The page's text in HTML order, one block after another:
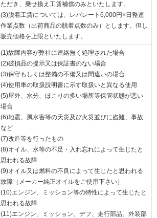
ただき、乗せ換え工賃補償のみといたします。
(3)脱着工賃については、レバレート6,000円×日整連
作業点数（出荷商品の脱着点数のみ）とします。但し
販売価格を上限といたします。
(1)故障内容が弊社に連絡無く処理された場合
(2)破損品の提示又は保証書のない場合
(3)保守もしくは整備の不備又は間違いの場合
(4)使用車の取扱説明書に示す取扱いと異なる使用
(5)屋外、水分、ほこりの多い場所等保管状態が悪い
場合
(6)地震、風水害等の天災及び火災並びに盗難、事故
など
(7)改造等を行ったもの
(8)オイル、水等の不足・入れ忘れによって生じたと
思われる故障
(9)オイル又は燃料の不良によって生じたと思われる
故障（メーカー純正オイルをご使用下さい）
(10)エンジン、ミッション等の特性によって生じたと
思われる故障
(11)エンジン、ミッション、デフ、走行部品、外装部